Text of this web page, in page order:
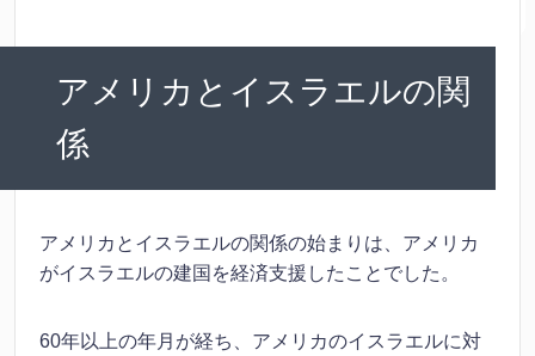
アメリカとイスラエルの関
係
アメリカとイスラエルの関係の始まりは、アメリカ
がイスラエルの建国を経済支援したことでした。
60年以上の年月が経ち、アメリカのイスラエルに対